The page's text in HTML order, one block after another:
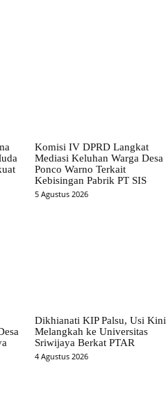
Komisi IV DPRD Langkat
Mediasi Keluhan Warga Desa
Ponco Warno Terkait
Kebisingan Pabrik PT SIS
5 Agustus 2026
Dikhianati KIP Palsu, Usi Kini
Melangkah ke Universitas
Sriwijaya Berkat PTAR
4 Agustus 2026